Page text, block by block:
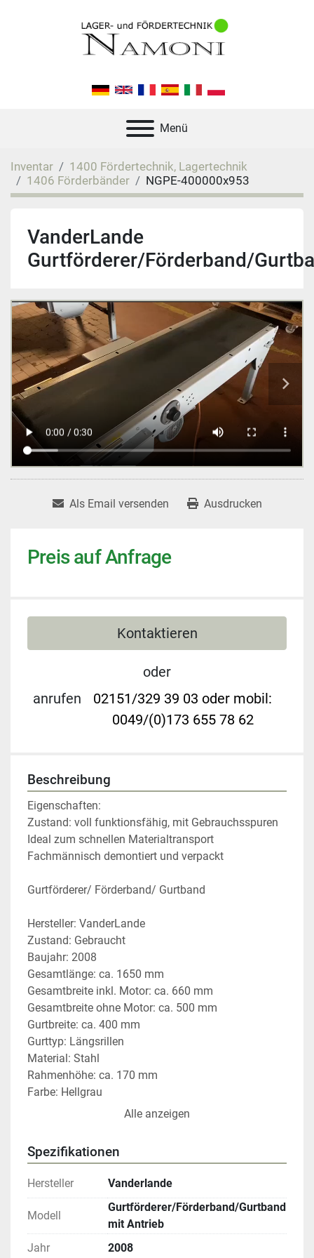
Menü
Inventar
1400 Fördertechnik, Lagertechnik
1406 Förderbänder
NGPE-400000x953
VanderLande
Gurtförderer/Förderband/
Als Email versenden Ausdrucken
Preis auf Anfrage
Kontaktieren
oder
anrufen
02151/329 39 03 oder mobil:
0049/(0)173 655 78 62
Beschreibung
Eigenschaften:
Zustand: voll funktionsfähig, mit Gebrauchsspuren
Ideal zum schnellen Materialtransport
Fachmännisch demontiert und verpackt
Gurtförderer/ Förderband/ Gurtband
Hersteller: VanderLande
Zustand: Gebraucht
Baujahr: 2008
Gesamtlänge: ca. 1650 mm
Gesamtbreite inkl. Motor: ca. 660 mm
Gesamtbreite ohne Motor: ca. 500 mm
Gurtbreite: ca. 400 mm
Gurttyp: Längsrillen
Material: Stahl
Rahmenhöhe: ca. 170 mm
Farbe: Hellgrau
Preis pro Stück
Interne Artikelnummer: 2026020206
Alle anzeigen
Spezifikationen
Hersteller Vanderlande
Modell
Gurtförderer/Förderband/Gurtband
mit Antrieb
Jahr
2008